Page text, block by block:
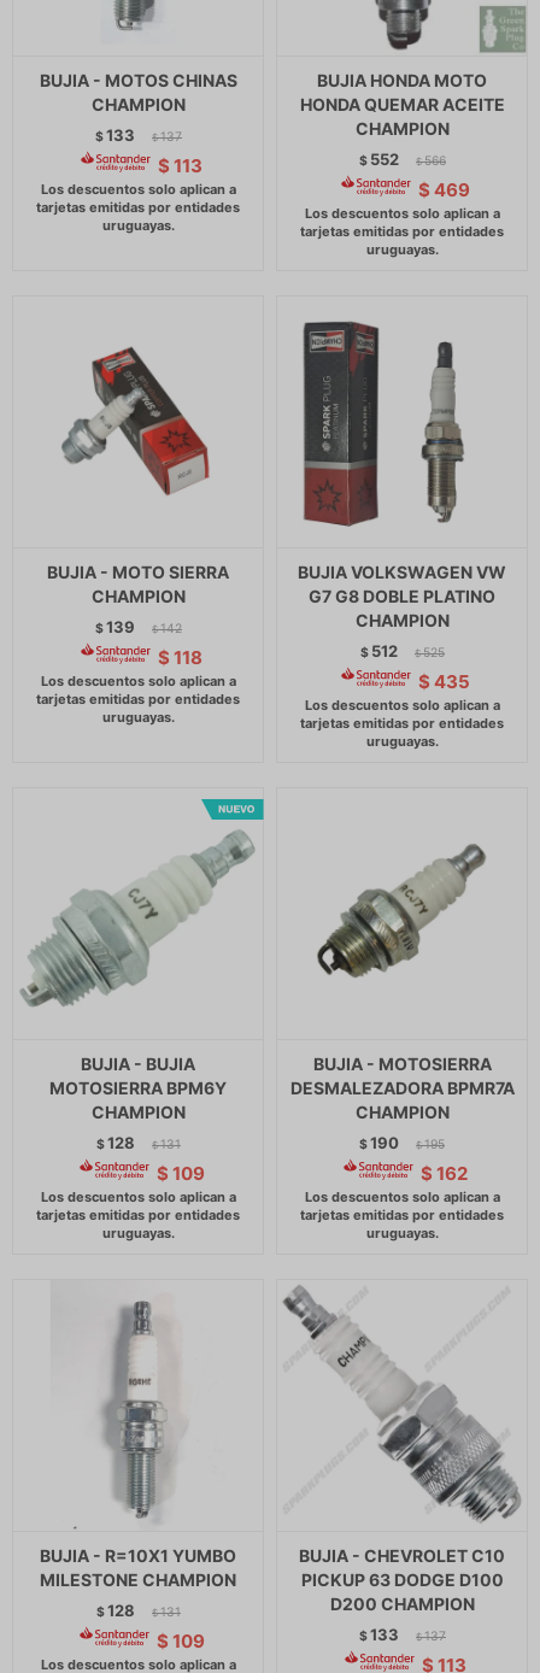
BUJIA - MOTOS CHINAS
CHAMPION
$133 $ 137
$ 113
BUJIA HONDA MOTO
HONDA QUEMAR ACEITE
CHAMPION
$ 552 $ 566
$ 469
BUJIA - MOTO SIERRA
CHAMPION
$139 $ 142
$ 118
BUJIA VOLKSWAGEN VW
G7 G8 DOBLE PLATINO
CHAMPION
$ 512 $ 525
$ 435
BUJIA - BUJIA
MOTOSIERRA BPM6Y
CHAMPION
$128 $ 131
$ 109
BUJIA - MOTOSIERRA
DESMALEZADORA BPMR7A
CHAMPION
$190 $ 195
$ 162
BUJIA - R=10X1 YUMBO
MILESTONE CHAMPION
$128 $ 131
$ 109
BUJIA - CHEVROLET C10
PICKUP 63 DODGE D100
D200 CHAMPION
$133 $ 137
$ 113